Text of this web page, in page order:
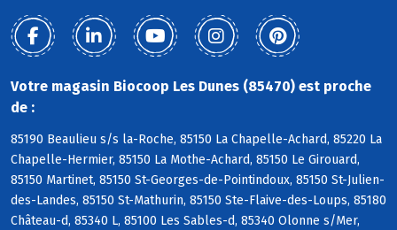
Votre magasin Biocoop Les Dunes (85470) est proche
de :
85190 Beaulieu s/s la-Roche, 85150 La Chapelle-Achard, 85220 La
Chapelle-Hermier, 85150 La Mothe-Achard, 85150 Le Girouard,
85150 Martinet, 85150 St-Georges-de-Pointindoux, 85150 St-Julien-
des-Landes, 85150 St-Mathurin, 85150 Ste-Flaive-des-Loups, 85180
Château-d, 85340 L, 85100 Les Sables-d, 85340 Olonne s/Mer,